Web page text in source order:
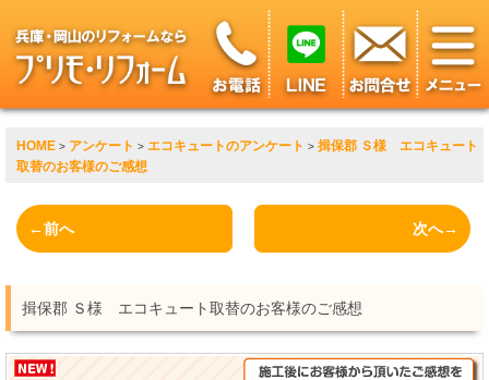
HOME > アンケート > エコキュートのアンケート > 揖保郡 Ｓ様 エコキュート
取替のお客様のご感想
←前へ 次へ→
揖保郡 Ｓ様 エコキュート取替のお客様のご感想